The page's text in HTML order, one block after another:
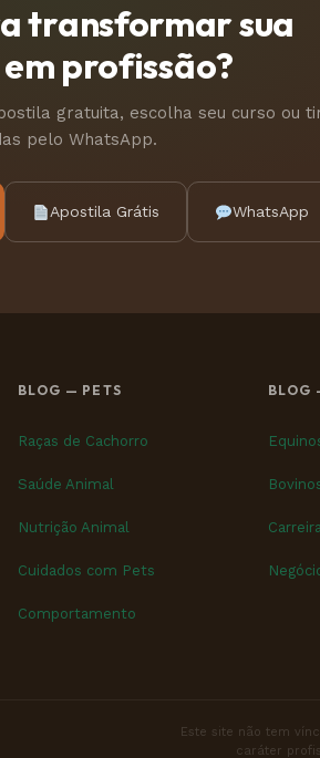
transformar sua
profissão?
gratuita, escolha seu curso ou
pelo WhatsApp.
Apostila Grátis WhatsApp
BLOG — PETS
Raças de Cachorro
Saúde Animal
Nutrição Animal
Cuidados com Pets
Comportamento
BLOG
Este site não tem
caráter